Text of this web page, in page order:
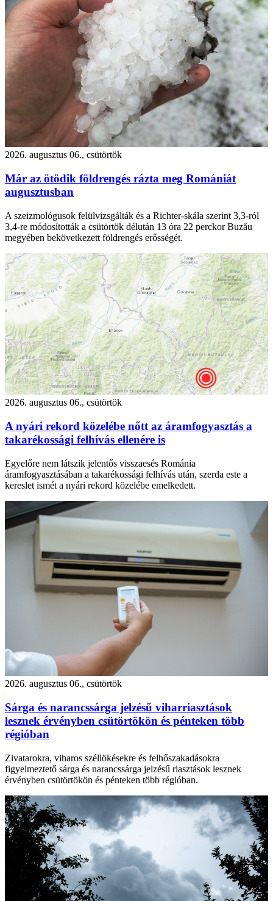
2026. augusztus 06., csütörtök
Már az ötödik földrengés rázta meg Romániát
augusztusban
A szeizmológusok felülvizsgálták és a Richter-skála szerint 3,3-ról
3,4-re módosították a csütörtök délután 13 óra 22 perckor Buzău
megyében bekövetkezett földrengés erősségét.
2026. augusztus 06., csütörtök
A nyári rekord közelébe nőtt az áramfogyasztás a
takarékossági felhívás ellenére is
Egyelőre nem látszik jelentős visszaesés Románia
áramfogyasztásában a takarékossági felhívás után, szerda este a
kereslet ismét a nyári rekord közelébe emelkedett.
2026. augusztus 06., csütörtök
Sárga és narancssárga jelzésű viharriasztások
lesznek érvényben csütörtökön és pénteken több
régióban
Zivatarokra, viharos széllökésekre és felhőszakadásokra
figyelmeztető sárga és narancssárga jelzésű riasztások lesznek
érvényben csütörtökön és pénteken több régióban.